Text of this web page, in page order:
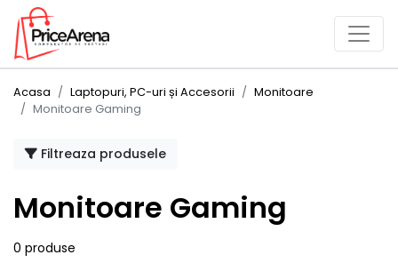
Acasa Laptopuri, PC-uri și Accesorii
Monitoare
Monitoare Gaming
Filtreaza produsele
Monitoare Gaming
0 produse